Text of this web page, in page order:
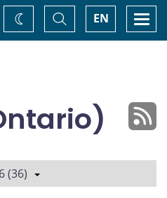
EN
Basculer
la
recherche
Changez
de
(36)